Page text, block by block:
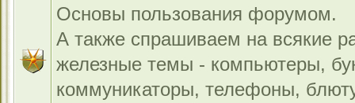
Основы пользования форумом.
А также спрашиваем на всякие
железные темы - компьютеры,
коммуникаторы, телефоны,